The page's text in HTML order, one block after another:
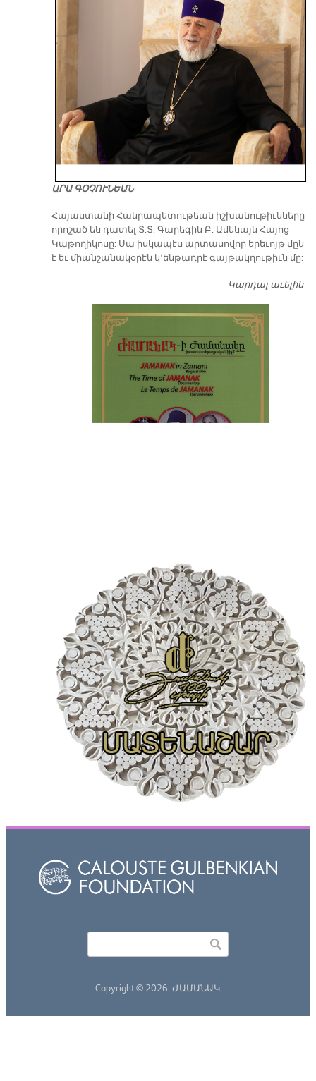
ԱՐԱ ԳՕՉՈՒՆԵԱՆ
​Հայաստանի Հանրապետութեան իշխանութիւնները
որոշած են դատել Տ.Տ. Գարեգին Բ. Ամենայն Հայոց
Կաթողիկոսը: Սա իսկապէս արտասովոր երեւոյթ մըն
է եւ միանշանակօրէն կ՚ենթադրէ գայթակղութիւն մը:
Կարդալ աւելին
Copyright © 2026, ԺԱՄԱՆԱԿ